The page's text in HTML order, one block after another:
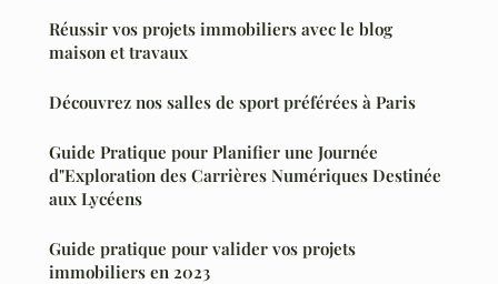
Réussir vos projets immobiliers avec le blog
maison et travaux
Découvrez nos salles de sport préférées à Paris
Guide Pratique pour Planifier une Journée
d"Exploration des Carrières Numériques Destinée
aux Lycéens
Guide pratique pour valider vos projets
immobiliers en 2023